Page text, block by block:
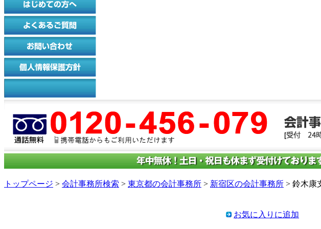
トップページ > 会計事務所検索 > 東京都の会計事務所 > 新宿区の会計事務所 > 鈴木康
お気に入りに追加